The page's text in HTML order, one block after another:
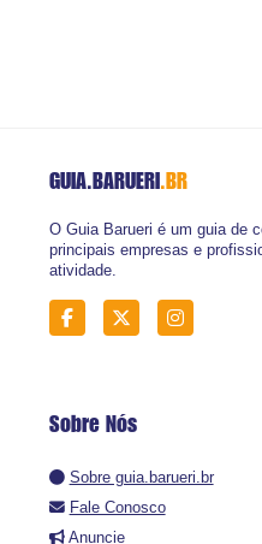
GUIA.BARUERI.BR
O Guia Barueri é um guia de
principais empresas e
atividade.
Sobre Nós
Sobre guia.barueri.br
Fale Conosco
Anuncie